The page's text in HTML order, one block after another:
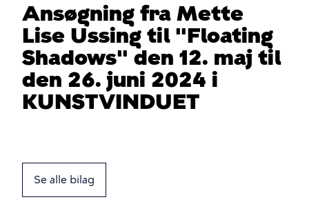
Ansøgning fra Mette
Lise Ussing til "Floating
Shadows" den 12. maj til
den 26. juni 2024 i
KUNSTVINDUET
Se alle bilag